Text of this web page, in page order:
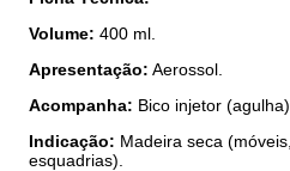
Volume: 400 ml.
Apresentação: Aerossol.
Acompanha: Bico injetor (agulha).
Indicação: Madeira seca
esquadrias).